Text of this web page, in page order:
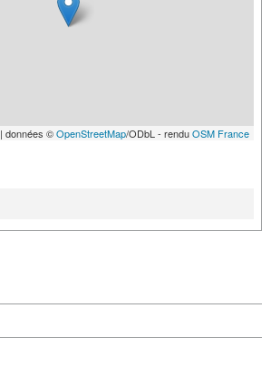
| données ©OpenStreetMap/ODbL - renduOSM France